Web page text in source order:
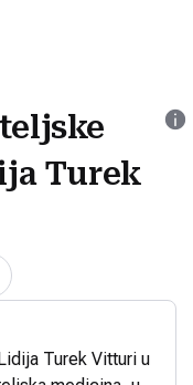
Turek
Turek Vitturi u